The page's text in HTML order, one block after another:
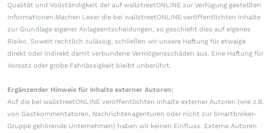
Qualität und Vollständigkeit der auf wallstreetONLINE zur Verfügung gestellten
Informationen.Machen Leser die bei wallstreetONLINE veröffentlichten Inhalte
zur Grundlage eigener Anlageentscheidungen, so geschieht dies auf eigenes
Risiko. Soweit rechtlich zulässig, schließen wir unsere Haftung für etwaige
direkt oder indirekt damit verbundene Vermögensschäden aus. Eine Haftung für
Vorsatz oder grobe Fahrlässigkeit bleibt unberührt.
Ergänzender Hinweis für Inhalte externer Autoren:
Auf die bei wallstreetONLINE veröffentlichten Inhalte externer Autoren (wie z.B.
von Gastkommentatoren, Nachrichtenagenturen oder nicht zur Smartbroker-
Gruppe gehörende Unternehmen) haben wir keinen Einfluss. Externe Autoren